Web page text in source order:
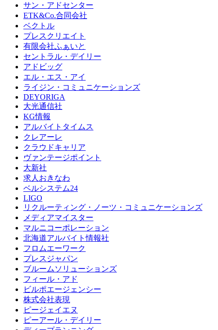
サン・アドセンター
ETK&Co.合同会社
ベクトル
プレスクリエイト
有限会社ふぁいと
セントラル・デイリー
アドビッグ
エル・エス・アイ
ライジン・コミュニケーションズ
DEYORIGA
大光通信社
KG情報
アルバイトタイムス
クレアーレ
クラウドキャリア
ヴァンテージポイント
大新社
求人おきなわ
ベルシステム24
LIGO
リクルーティング・ノーツ・コミュニケーションズ
メディアマイスター
マルニコーポレーション
北海道アルバイト情報社
フロムエーワーク
プレスジャパン
ブルームソリューションズ
フィール・アド
ビルポエージェンシー
株式会社表現
ピージェイエヌ
ピーアール・デイリー